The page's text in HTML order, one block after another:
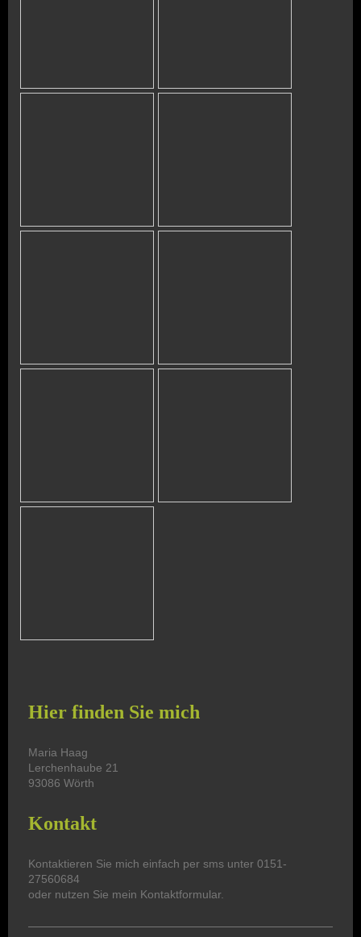
Hier finden Sie mich
Maria Haag
Lerchenhaube 21
93086 Wörth
Kontakt
Kontaktieren Sie mich einfach per sms unter 0151-
27560684
oder nutzen Sie mein Kontaktformular.